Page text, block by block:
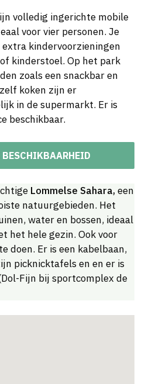
volledig ingerichte mobile
voor vier personen. Je
kindervoorzieningen
kinderstoel. Op het park
zoals een snackbar en
koken zijn er
in de supermarkt. Er is
beschikbaar.
Lommelse Sahara, een
natuurgebieden. Het
water en bossen, ideaal
het hele gezin. Ook voor
doen. Er is een kabelbaan,
picknicktafels en en er is
Fijn bij sportcomplex de